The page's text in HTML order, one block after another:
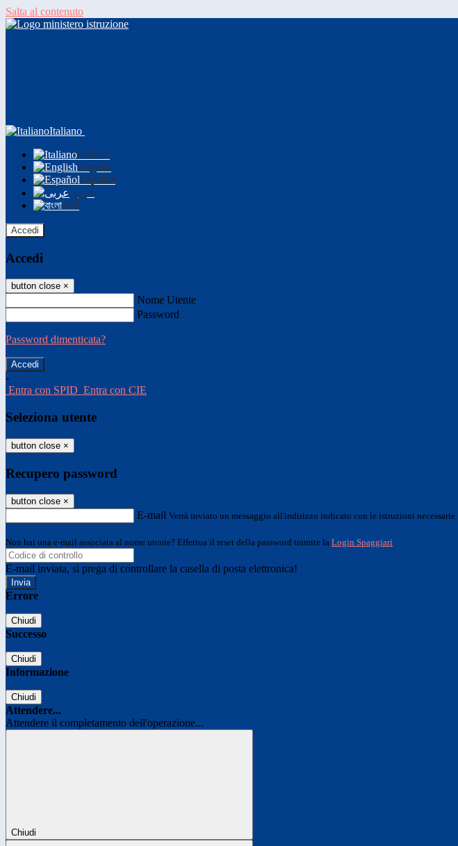
Salta al contenuto
Italiano
Italiano
English
Español
عربى
বাংলা
Accedi
Accedi
button close ×
Nome Utente
Password
Password dimenticata?
-
Entra con SPID Entra con CIE
Seleziona utente
button close ×
Recupero password
button close ×
E-mail Verrà inviato un messaggio all'indirizzo indicato con le istruzioni necessarie.
Non hai una e-mail associata al nome utente? Effettua il reset della password tramite la Login Spaggiari
E-mail inviata, si prega di controllare la casella di posta elettronica!
Errore
Chiudi
Successo
Chiudi
Informazione
Chiudi
Attendere...
Attendere il completamento dell'operazione...
Chiudi